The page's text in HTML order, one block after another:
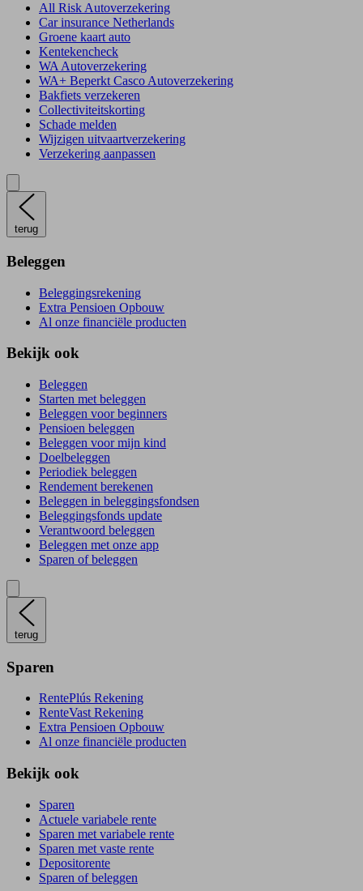
All Risk Autoverzekering
Car insurance Netherlands
Groene kaart auto
Kentekencheck
WA Autoverzekering
WA+ Beperkt Casco Autoverzekering
Bakfiets verzekeren
Collectiviteitskorting
Schade melden
Wijzigen uitvaartverzekering
Verzekering aanpassen
terug
Beleggen
Beleggingsrekening
Extra Pensioen Opbouw
Al onze financiële producten
Bekijk ook
Beleggen
Starten met beleggen
Beleggen voor beginners
Pensioen beleggen
Beleggen voor mijn kind
Doelbeleggen
Periodiek beleggen
Rendement berekenen
Beleggen in beleggingsfondsen
Beleggingsfonds update
Verantwoord beleggen
Beleggen met onze app
Sparen of beleggen
terug
Sparen
RentePlús Rekening
RenteVast Rekening
Extra Pensioen Opbouw
Al onze financiële producten
Bekijk ook
Sparen
Actuele variabele rente
Sparen met variabele rente
Sparen met vaste rente
Depositorente
Sparen of beleggen